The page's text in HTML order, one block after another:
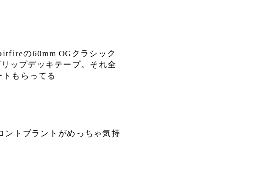
の60mm OGクラシック
ップデッキテープ。それ全
もらってる
ントブラントがめっちゃ気持